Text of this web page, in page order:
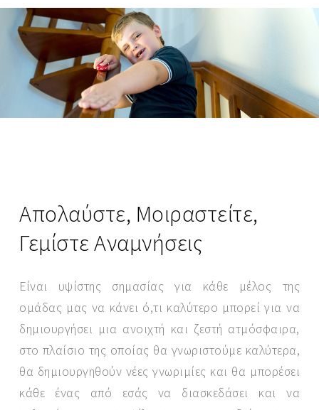
Περιοχή
Αστυπάλαια
Blog
Book Now
Απολαύστε, Μοιραστείτε,
Γεμίστε Αναμνήσεις
Είναι υψίστης σημασίας για κάθε μέλος της
ομάδας μας να κάνει ό,τι καλύτερο μπορεί για να
δημιουργήσει μια ανοιχτή και ζεστή ατμόσφαιρα,
στο πλαίσιο της οποίας θα γνωριστούμε καλύτερα,
θα δημιουργηθούν νέες γνωριμίες και θα μπορέσει
κάθε ένας από εσάς να διασκεδάσει και να
shortly.
SEND MESSAGE